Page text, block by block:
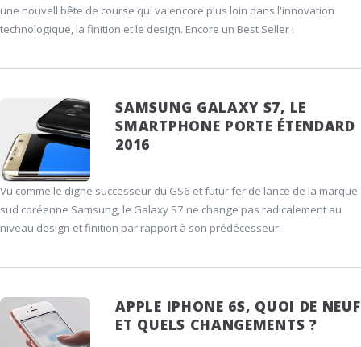
une nouvell bête de course qui va encore plus loin dans l'innovation
technologique, la finition et le design. Encore un Best Seller !
SAMSUNG GALAXY S7, LE
SMARTPHONE PORTE ÉTENDARD
2016
Vu comme le digne successeur du GS6 et futur fer de lance de la marque
sud coréenne Samsung, le Galaxy S7 ne change pas radicalement au
niveau design et finition par rapport à son prédécesseur.
APPLE IPHONE 6S, QUOI DE NEUF
ET QUELS CHANGEMENTS ?